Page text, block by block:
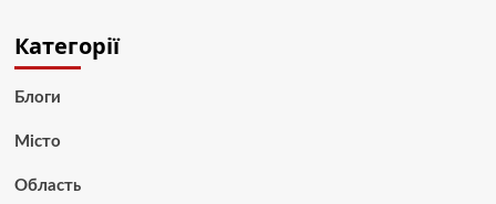
Категорії
Блоги
Місто
Область